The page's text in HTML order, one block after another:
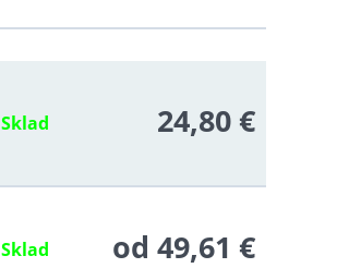
Sklad 24,80 €
Sklad od 49,61 €